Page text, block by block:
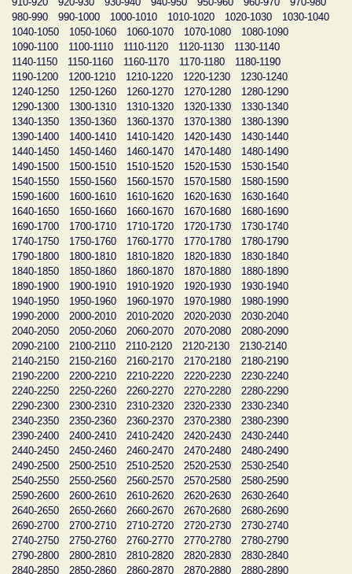
980-990
990-1000 1000-1010 1010-1020 1020-1030
1030-1040
1040-1050
1050-1060 1060-1070 1070-1080
1080-1090
1090-1100
1100-1110 1110-1120 1120-1130
1130-1140
1140-1150
1150-1160 1160-1170 1170-1180
1180-1190
1190-1200
1200-1210 1210-1220 1220-1230
1230-1240
1240-1250
1250-1260 1260-1270 1270-1280
1280-1290
1290-1300
1300-1310 1310-1320 1320-1330
1330-1340
1340-1350
1350-1360 1360-1370 1370-1380
1380-1390
1390-1400
1400-1410 1410-1420 1420-1430
1430-1440
1440-1450
1450-1460 1460-1470 1470-1480
1480-1490
1490-1500
1500-1510 1510-1520 1520-1530
1530-1540
1540-1550
1550-1560 1560-1570 1570-1580
1580-1590
1590-1600
1600-1610 1610-1620 1620-1630
1630-1640
1640-1650
1650-1660 1660-1670 1670-1680
1680-1690
1690-1700
1700-1710 1710-1720 1720-1730
1730-1740
1740-1750
1750-1760 1760-1770 1770-1780
1780-1790
1790-1800
1800-1810 1810-1820 1820-1830
1830-1840
1840-1850
1850-1860 1860-1870 1870-1880
1880-1890
1890-1900
1900-1910 1910-1920 1920-1930
1930-1940
1940-1950
1950-1960 1960-1970 1970-1980
1980-1990
1990-2000
2000-2010 2010-2020 2020-2030
2030-2040
2040-2050
2050-2060 2060-2070 2070-2080
2080-2090
2090-2100
2100-2110 2110-2120 2120-2130
2130-2140
2140-2150
2150-2160 2160-2170 2170-2180
2180-2190
2190-2200
2200-2210 2210-2220 2220-2230
2230-2240
2240-2250
2250-2260 2260-2270 2270-2280
2280-2290
2290-2300
2300-2310 2310-2320 2320-2330
2330-2340
2340-2350
2350-2360 2360-2370 2370-2380
2380-2390
2390-2400
2400-2410 2410-2420 2420-2430
2430-2440
2440-2450
2450-2460 2460-2470 2470-2480
2480-2490
2490-2500
2500-2510 2510-2520 2520-2530
2530-2540
2540-2550
2550-2560 2560-2570 2570-2580
2580-2590
2590-2600
2600-2610 2610-2620 2620-2630
2630-2640
2640-2650
2650-2660 2660-2670 2670-2680
2680-2690
2690-2700
2700-2710 2710-2720 2720-2730
2730-2740
2740-2750
2750-2760 2760-2770 2770-2780
2780-2790
2790-2800
2800-2810 2810-2820 2820-2830
2830-2840
2840-2850
2850-2860 2860-2870 2870-2880
2880-2890